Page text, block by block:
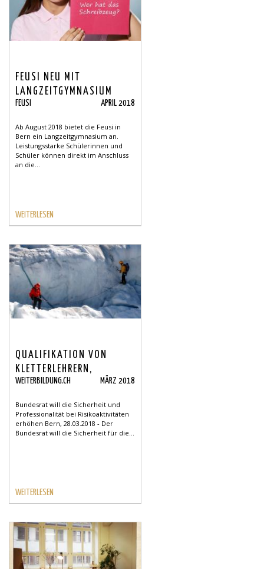
FEUSI NEU MIT
LANGZEITGYMNASIUM
FEUSI APRIL 2018
Ab August 2018 bietet die Feusi in
Bern ein Langzeitgymnasium an.
Leistungsstarke Schülerinnen und
Schüler können direkt im Anschluss
an die...
WEITERLESEN
QUALIFIKATION VON
KLETTERLEHRERN,
WANDERLEITERN UND
WILDWASSERAKTIVITÄTEN
WEITERBILDUNG.CH MÄRZ 2018
Bundesrat will die Sicherheit und
Professionalität bei Risikoaktivitäten
erhöhen Bern, 28.03.2018 - Der
Bundesrat will die Sicherheit für die...
WEITERLESEN